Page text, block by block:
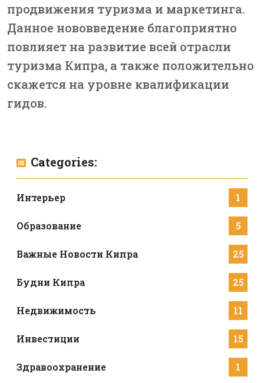
продвижения туризма и маркетинга.
Данное нововведение благоприятно
повлияет на развитие всей отрасли
туризма Кипра, а также положительно
скажется на уровне квалификации
гидов.
Categories:
Интерьер 1
Образование 5
Важные Новости Кипра 25
Будни Кипра 25
Недвижимость 11
Инвестиции 15
Здравоохранение 1